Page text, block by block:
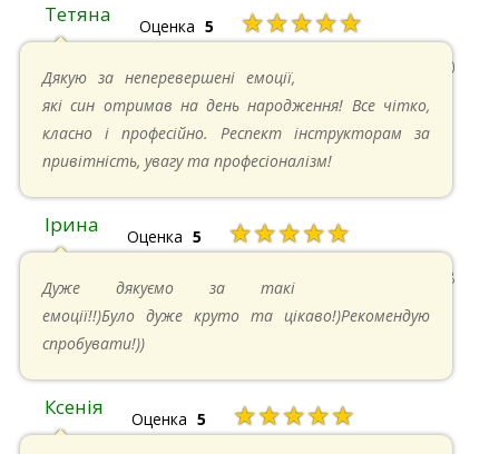
Тетяна Оценка 5 ★★★★★
13.05.2024 в 11:30
Дякую за неперевершені емоції,
які син отримав на день народження! Все чітко,
класно і професійно. Респект інструкторам за
привітність, увагу та професіоналізм!
Ірина Оценка 5 ★★★★★
11.05.2024 в 15:48
Дуже дякуємо за такі
емоції!!)Було дуже круто та цікаво!)Рекомендую
спробувати!))
Ксенія Оценка 5 ★★★★★